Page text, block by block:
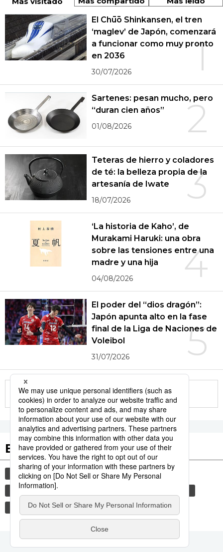
1
El Chūō Shinkansen, el tren
‘maglev’ de Japón, comenzará
a funcionar como muy pronto
en 2036
30/07/2026
2
Sartenes: pesan mucho, pero
“duran cien años”
01/08/2026
3
Teteras de hierro y coladores
de té: la belleza propia de la
artesanía de Iwate
18/07/2026
4
‘La historia de Kaho’, de
Murakami Haruki: una obra
sobre las tensiones entre una
madre y una hija
04/08/2026
5
El poder del “dios dragón”:
Japón apunta alto en la fase
final de la Liga de Naciones de
Voleibol
31/07/2026
More in this series
Etiquetas destacadas
cultura gastronomía vida
comida
cortesía
costumbres
tradiciones genkan